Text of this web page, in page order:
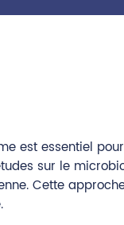
est essentiel
sur le
Cette